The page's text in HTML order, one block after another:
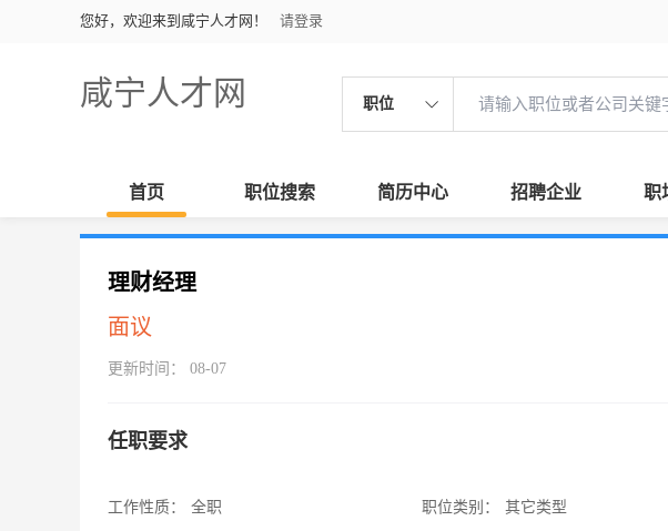
您好，欢迎来到咸宁人才网！ 请登录
咸宁人才网 职位
首页 职位搜索 简历中心 招聘企业 职
理财经理
面议
更新时间： 08-07
任职要求
工作性质：
全职
职位类别：
其它类型